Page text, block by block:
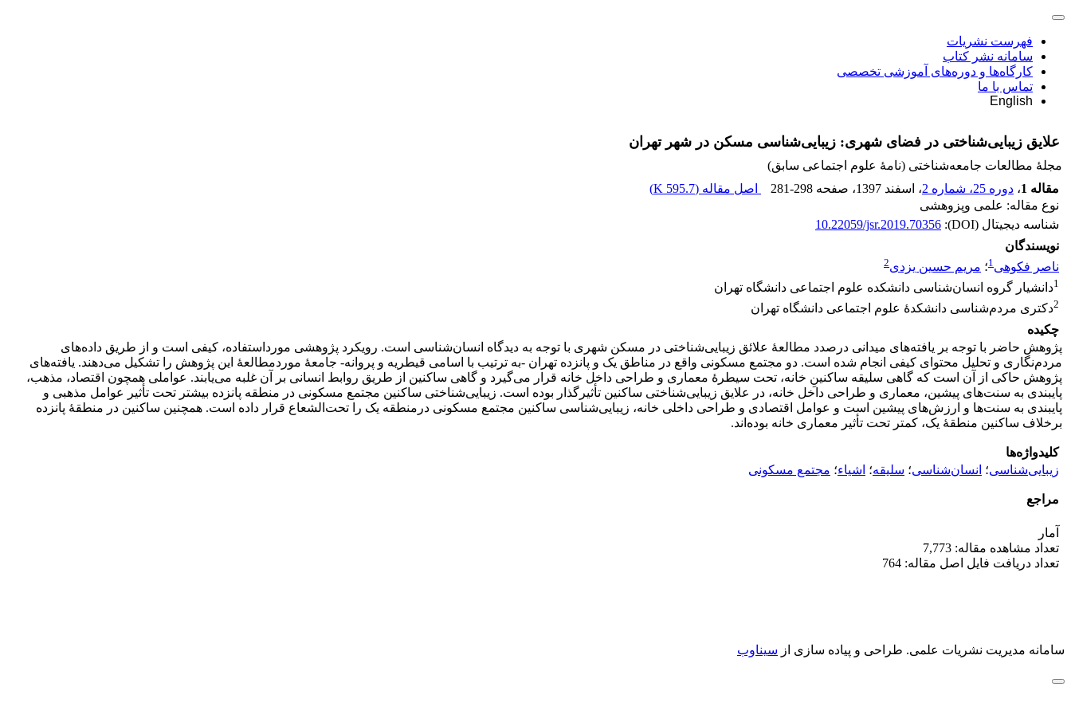
فهرست نشریات
سامانه نشر کتاب
کارگاه‌ها و دوره‌های آموزشی تخصصی
تماس با ما
English
علایق زیبایی‌شناختی در فضای شهری: زیبایی‌شناسی مسکن در شهر تهران
مجلۀ مطالعات جامعه‌شناختی (نامۀ علوم اجتماعی سابق)
مقاله 1
، دوره 25، شماره 2 ، اسفند 1397 ، صفحه 281-298 اصل مقاله (595.7 K
)
نوع مقاله: علمی وپزوهشی
شناسه دیجیتال (DOI):
10.22059/jsr.2019.70356
نویسندگان
ناصر فکوهی1؛ مریم حسین یزدی2
1دانشیار گروه انسان‌شناسی دانشکده علوم اجتماعی دانشگاه تهران
2دکتری مردم‌شناسی دانشکدۀ علوم اجتماعی دانشگاه تهران
چکیده
پژوهش حاضر با توجه بر یافته‌های میدانی درصدد مطالعۀ علائق زیبایی‌شناختی در مسکن شهری با توجه به دیدگاه انسان‌شناسی است. رویکرد پژوهشی مورداستفاده، کیفی است و از طریق داده‌های
مردم‌نگاری و تحلیل محتوای کیفی انجام شده است. دو مجتمع مسکونی واقع در مناطق یک و پانزده تهران -به ترتیب با اسامی قیطریه و پروانه- جامعۀ موردمطالعۀ این پژوهش را تشکیل می‌دهند. یافته‌های
پژوهش حاکی از آن است که گاهی سلیقه ساکنینِ خانه، تحت سیطرۀ معماری و طراحی داخل خانه قرار می‌گیرد و گاهی ساکنین از طریق روابط انسانی بر آن غلبه می‌یابند. عواملی همچون اقتصاد، مذهب،
پایبندی به سنت‌های پیشین، معماری و طراحی داخل خانه، در علایق زیبایی‌شناختی ساکنین تأثیرگذار بوده است. زیبایی‌شناختی ساکنین مجتمع مسکونی در منطقه پانزده بیشتر تحت تأثیر عوامل مذهبی و
پایبندی به سنت‌ها و ارزش‌های پیشین است و عوامل اقتصادی و طراحی داخلی خانه، زیبایی‌شناسی ساکنین مجتمع مسکونی درمنطقه یک را تحت‌الشعاع قرار داده است. همچنین ساکنین در منطقۀ پانزده
برخلاف ساکنین منطقۀ یک، کمتر تحت تأثیر معماری خانه بوده‌اند.
کلیدواژه‌ها
زیبایی‌شناسی؛ انسان‌شناسی؛ سلیقه؛ اشیاء؛ مجتمع مسکونی
مراجع
آمار
تعداد مشاهده مقاله: 7,773
تعداد دریافت فایل اصل مقاله: 764
سامانه مدیریت نشریات علمی. طراحی و پیاده سازی از سیناوب